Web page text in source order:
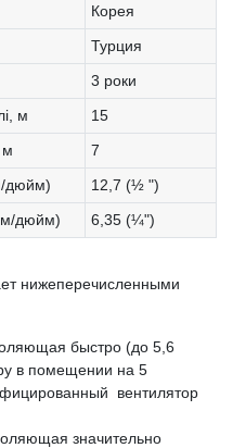
Корея
Турция
3 роки
м
15
м
7
дюйм)
12,7 (½ ")
дюйм)
6,35 (¼")
нижеперечисленными
быстро (до 5,6
в помещении на 5
вентилятор
значительно